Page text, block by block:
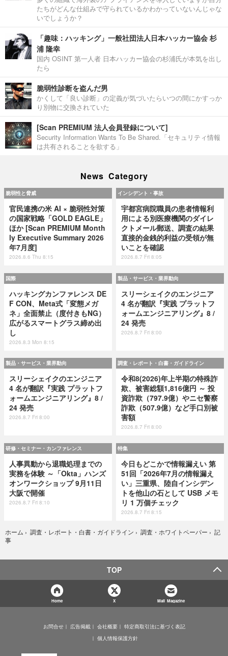
たちがどんな仕組みで守られているかわかっていないんじゃな
いでしょうか？
「趣味：ハッキング」一般社団法人日本ハッカー協会 杉
浦 隆幸
国内 OSINT 第一人者 日本ハッカー協会の杉浦氏が本気を出し
たら
脆弱性診断を盗んだ男
かくして「良い診断」の定義が気づいたらいつの間にかすっか
り別物に交換されていた
[Scan PREMIUM 法人会員登録について]
Security Information Wants To Be Shared.「セキュリティ情報
は共有されることを欲する」
News Category
脆弱性と脅威
官民連携の米 AI × 脆弱性対策
の国家戦略「GOLD EAGLE」
ほか [Scan PREMIUM Month
ly Executive Summary 2026
年7月度]
2026.8.6 Thu 8:15
インシデント・事故
宇都宮病院職員の患者情報利
用による別医療機関のダイレ
クトメール郵送、調査の結果
直接的金銭的利益の受領が無
いことを確認
2026.8.7 Fri 8:05
国際
ハッキングカンファレンス DE
F CON、Meta式「変態メガ
ネ」全面禁止（度付きもNG）
広がるスマートグラス締め出
し
2026.8.3 Mon 8:15
製品・サービス・業界動向
スリーシェイクのエンジニア
4 名が翻訳『実践 プラットフ
ォームエンジニアリング』8 /
24 発売
2026.8.7 Fri 8:00
製品・サービス・業界動向
スリーシェイクのエンジニア
4 名が翻訳『実践 プラットフ
ォームエンジニアリング』8 /
24 発売
2026.8.7 Fri 8:00
調査・レポート・白書・ガイドライン
令和8(2026)年上半期の特殊詐
欺、被害総額1,816億円 ～ 投
資詐欺（797.9億）やニセ警察
詐欺（507.9億）など手口別被
害額
2026.8.7 Fri 8:00
研修・セミナー・カンファレンス
人事異動から退職処理までの
実務を体験 ～「Okta」ハンズ
オンワークショップ 9月11日
大阪で開催
2026.8.7 Fri 8:10
特集
今日もどこかで情報漏えい 第
51回「2026年7月の情報漏え
い」三重県、陸自インシデン
トを他山の石として USB メモ
リ 1 万個チェック
2026.8.7 Fri 8:15
ホーム › 調査・レポート・白書・ガイドライン › 調査・ホワイトペーパー › 記
事
TOP
Home X Mail Magazine
お問合せ 広告掲載 会社概要
特定商取引法に基づく表記
個人情報保護方針